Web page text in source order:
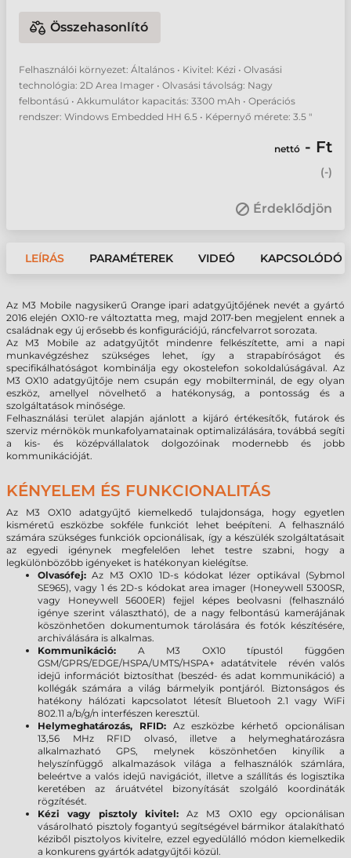
Összehasonlító
Felhasználói környezet: Általános • Kivitel: Kézi • Olvasási
technológia: 2D Area Imager • Olvasási távolság: Nagy
felbontású • Akkumulátor kapacitás: 3300 mAh • Operációs
rendszer: Windows Embedded HH 6.5 • Képernyő mérete: 3.5 "
nettó - Ft
(-)
Érdeklődjön
LEÍRÁS PARAMÉTEREK VIDEÓ KAPCSOLÓDÓ
Az M3 Mobile nagysikerű Orange ipari adatgyűjtőjének nevét a gyártó
2016 elején OX10-re változtatta meg, majd 2017-ben megjelent ennek a
családnak egy új erősebb és konfigurációjú, ráncfelvarrot sorozata.
Az M3 Mobile az adatgyűjtőt mindenre felkészítette, ami a napi
munkavégzéshez szükséges lehet, így a strapabíróságot és
specifikálhatóságot kombinálja egy okostelefon sokoldalúságával. Az
M3 OX10 adatgyűjtője nem csupán egy mobilterminál, de egy olyan
eszköz, amellyel növelhető a hatékonyság, a pontosság és a
szolgáltatások minősége.
Felhasználási terület alapján ajánlott a kijáró értékesítők, futárok és
szerviz mérnökök munkafolyamatainak optimalizálására, továbbá segíti
a kis- és középvállalatok dolgozóinak modernebb és jobb
kommunikációját.
KÉNYELEM ÉS FUNKCIONALITÁS
Az M3 OX10 adatgyűjtő kiemelkedő tulajdonsága, hogy egyetlen
kisméretű eszközbe sokféle funkciót lehet beépíteni. A felhasználó
számára szükséges funkciók opcionálisak, így a készülék szolgáltatásait
az egyedi igénynek megfelelően lehet testre szabni, hogy a
legkülönbözőbb igényeket is hatékonyan kielégítse.
Olvasófej:Az M3 OX10 1D-s kódokat lézer optikával (Sybmol
SE965), vagy 1 és 2D-s kódokat area imager (Honeywell 5300SR,
vagy Honeywell 5600ER) fejjel képes beolvasni (felhasználó
igénye szerint választható), de a nagy felbontású kamerájának
köszönhetően dokumentumok tárolására és fotók készítésére,
archiválására is alkalmas.
Kommunikáció: A M3 OX10 típustól függően
GSM/GPRS/EDGE/HSPA/UMTS/HSPA+ adatátvitele révén valós
idejű információt biztosíthat (beszéd- és adat kommunikáció) a
kollégák számára a világ bármelyik pontjáról. Biztonságos és
hatékony hálózati kapcsolatot létesít Bluetooh 2.1 vagy WiFi
802.11 a/b/g/n interfészen keresztül.
Helymeghatározás, RFID: Az eszközbe kérhető opcionálisan
13,56 MHz RFID olvasó, illetve a helymeghatározásra
alkalmazható GPS, melynek köszönhetően kinyílik a
helyszínfüggő alkalmazások világa a felhasználók számlára,
beleértve a valós idejű navigációt, illetve a szállítás és logisztika
keretében az áruátvétel bizonyítását szolgáló koordináták
rögzítését.
Kézi vagy pisztoly kivitel: Az M3 OX10 egy opcionálisan
vásárolható pisztoly fogantyú segítségével bármikor átalakítható
kéziből pisztolyos kivitelre, ezzel egyedülálló módon kiemelkedik
a konkurens gyártók adatgyűjtői közül.